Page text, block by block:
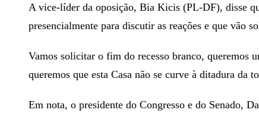
A vice-líder da oposição, Bia Kicis (PL-DF), disse
presencialmente para discutir as reações e que vão
Vamos solicitar o fim do recesso branco, queremos
queremos que esta Casa não se curve à ditadura da
Em nota, o presidente do Congresso e do Senado,